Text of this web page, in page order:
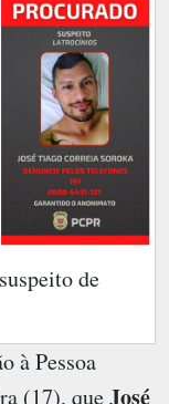
de
à Pessoa
(17), queJosé